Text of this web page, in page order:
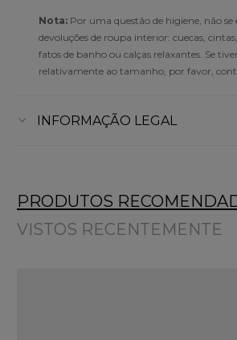
Nota: Por uma questão de higiene, não
devoluções de roupa interior: cuecas,
fatos de banho ou calças relaxantes. Se
relativamente ao tamanho, por favor,
INFORMAÇÃO LEGAL
PRODUTOS
VISTOS RECENTEMENTE